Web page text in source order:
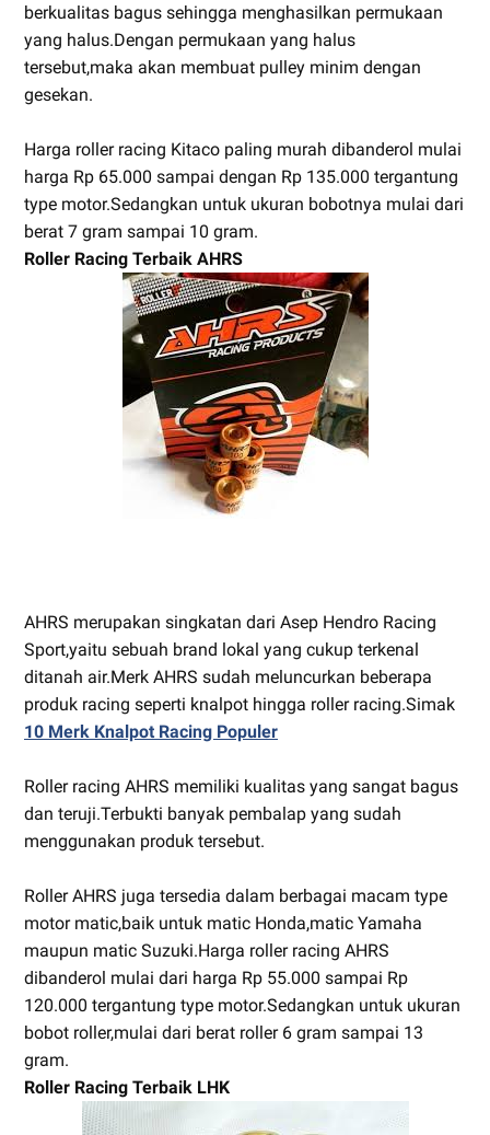
berkualitas bagus sehingga menghasilkan permukaan
yang halus.Dengan permukaan yang halus
tersebut,maka akan membuat pulley minim dengan
gesekan.
Harga roller racing Kitaco paling murah dibanderol mulai
harga Rp 65.000 sampai dengan Rp 135.000 tergantung
type motor.Sedangkan untuk ukuran bobotnya mulai dari
berat 7 gram sampai 10 gram.
Roller Racing Terbaik AHRS
AHRS merupakan singkatan dari Asep Hendro Racing
Sport,yaitu sebuah brand lokal yang cukup terkenal
ditanah air.Merk AHRS sudah meluncurkan beberapa
produk racing seperti knalpot hingga roller racing.Simak
10 Merk Knalpot Racing Populer
Roller racing AHRS memiliki kualitas yang sangat bagus
dan teruji.Terbukti banyak pembalap yang sudah
menggunakan produk tersebut.
Roller AHRS juga tersedia dalam berbagai macam type
motor matic,baik untuk matic Honda,matic Yamaha
maupun matic Suzuki.Harga roller racing AHRS
dibanderol mulai dari harga Rp 55.000 sampai Rp
120.000 tergantung type motor.Sedangkan untuk ukuran
bobot roller,mulai dari berat roller 6 gram sampai 13
gram.
Roller Racing Terbaik LHK